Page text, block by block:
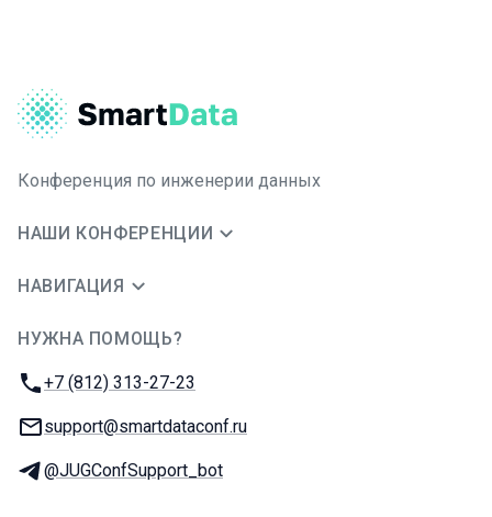
Конференция по инженерии данных
НАШИ КОНФЕРЕНЦИИ
НАВИГАЦИЯ
НУЖНА ПОМОЩЬ?
Телефон:
+7 (812) 313-27-23
E-mail:
support@smartdataconf.ru
Телеграм:
@JUGConfSupport_bot